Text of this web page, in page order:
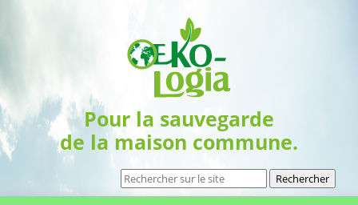
Pour la sauvegarde
de la maison commune.
Rechercher